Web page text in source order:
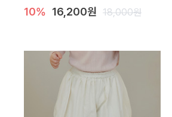
10% 16,200원 18,000원